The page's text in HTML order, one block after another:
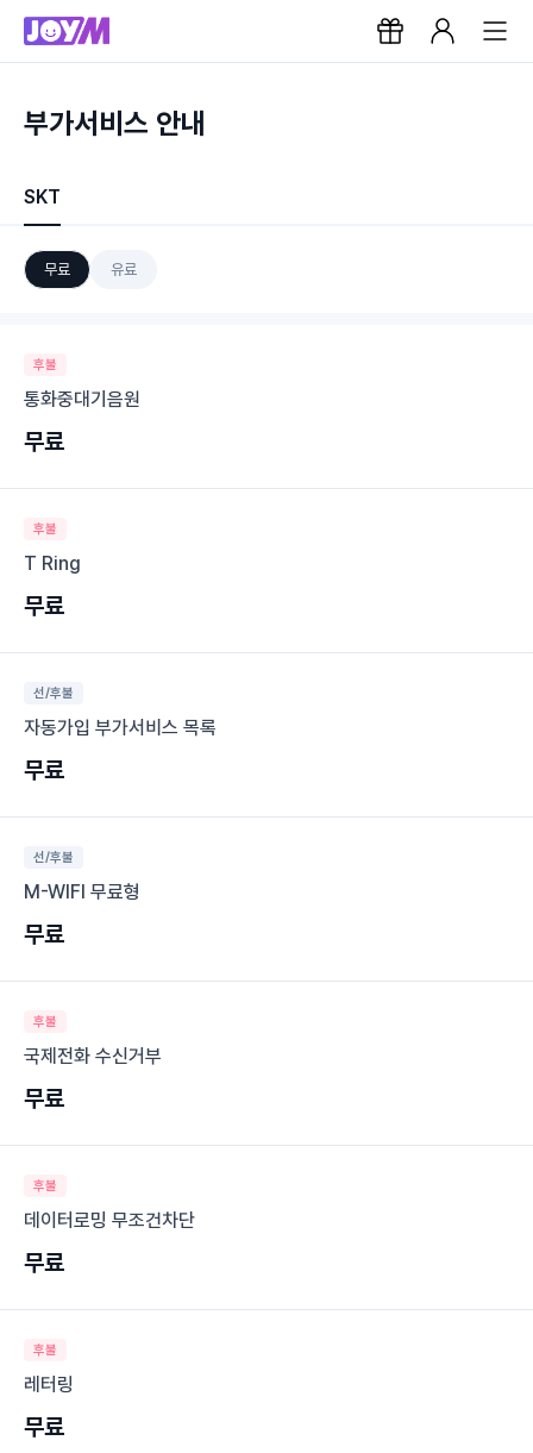
부가서비스 안내
SKT
무료 유료
후불
통화중대기음원
무료
후불
T Ring
무료
선/후불
자동가입 부가서비스 목록
무료
선/후불
M-WIFI 무료형
무료
후불
국제전화 수신거부
무료
후불
데이터로밍 무조건차단
무료
후불
레터링
무료